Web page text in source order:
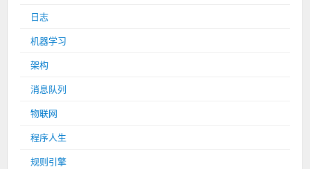
日志
机器学习
架构
消息队列
物联网
程序人生
规则引擎